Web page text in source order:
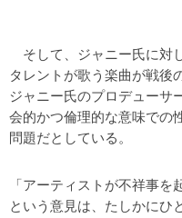
そして、ジャニー氏に対
タレントが歌う楽曲が戦後
ジャニー氏のプロデューサ
会的かつ倫理的な意味での
問題だとしている。
「アーティストが不祥事
という意見は、たしかにひ